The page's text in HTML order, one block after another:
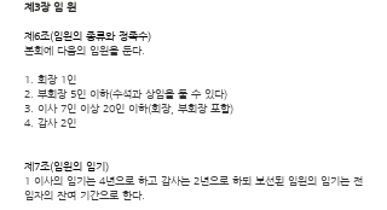
제3장 임 원
제6조(임원의 종류와 정족수)
본회에 다음의 임원을 둔다.
1. 회장 1인
2. 부회장 5인 이하(수석과 상임을 둘 수 있다)
3. 이사 7인 이상 20인 이하(회장, 부회장 포함)
4. 감사 2인
제7조(임원의 임기)
1 이사의 임기는 4년으로 하고 감사는 2년으로 하되 보선된 임원의 임기는 전
임자의 잔여 기간으로 한다.